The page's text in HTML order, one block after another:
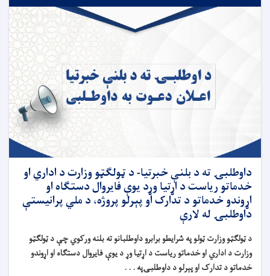
داوطلبۍ ته د بلنې خبرتیا- د ټولګټو وزارت د اداري او
خدماتو ریاست د اړتیا وړد یوې فایروال دستګاه او
اړوندو خدماتو د تدارک او پېرلو پروژه، د ملي پرانیستې
داوطلبۍ له لارې
د ټولګټو وزارت ټولو په شرایطو برابرو داوطلبانو ته بلنه ورکوي چې د ټولګټو
وزارت د اداري او خدماتو ریاست د اړتیا وړ د یوې فایروال دستګاه او اړوندو
خدماتو د تدارک او پېرلو د داوطلبۍپه . . .